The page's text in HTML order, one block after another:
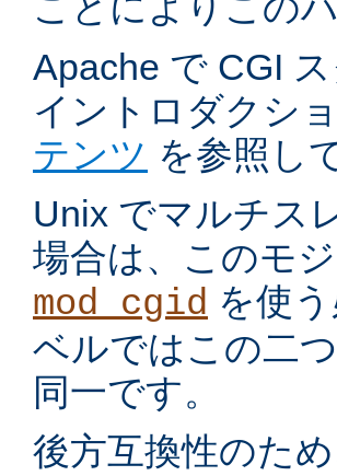
Apache で CGI
イントロダクシ
テンツ を参照し
Unix でマルチス
場合は、このモ
mod_cgid を使
ベルではこの二
同一です。
後方互換性のた